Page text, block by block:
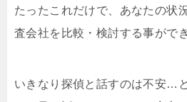
たったこれだけで、あなたの状
査会社を比較・検討する事がで
いきなり探偵と話すのは不安…